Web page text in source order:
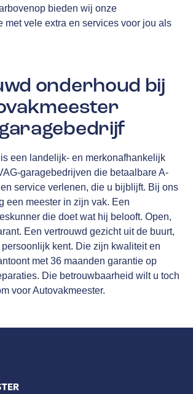
bieden wij onze
met vele extra en services voor jou als
onderhoud bij
garagebedrijf
een landelijk- en merkonafhankelijk
-garagebedrijven die betaalbare A-
service verlenen, die u bijblijft. Bij ons
een meester in zijn vak. Een
die doet wat hij belooft. Open,
Een vertrouwd gezicht uit de buurt,
kent. Die zijn kwaliteit en
met36 maanden garantie op
Die betrouwbaarheid wilt u toch
voor Autovakmeester.